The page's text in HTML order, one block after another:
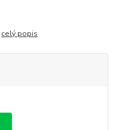
celý popis